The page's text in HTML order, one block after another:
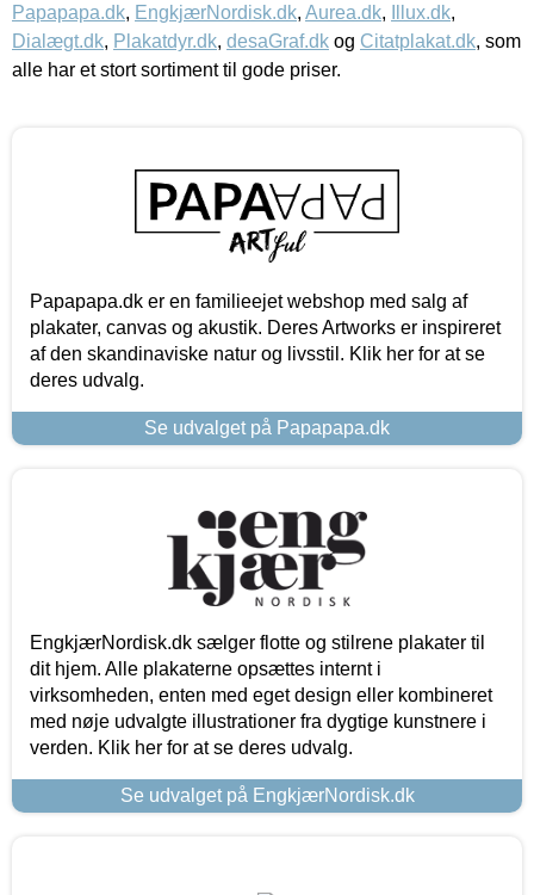
Papapapa.dk, EngkjærNordisk.dk, Aurea.dk, Illux.dk,
Dialægt.dk, Plakatdyr.dk, desaGraf.dk og Citatplakat.dk, som
alle har et stort sortiment til gode priser.
Papapapa.dk er en familieejet webshop med salg af
plakater, canvas og akustik. Deres Artworks er inspireret
af den skandinaviske natur og livsstil. Klik her for at se
deres udvalg.
Se udvalget på Papapapa.dk
EngkjærNordisk.dk sælger flotte og stilrene plakater til
dit hjem. Alle plakaterne opsættes internt i
virksomheden, enten med eget design eller kombineret
med nøje udvalgte illustrationer fra dygtige kunstnere i
verden. Klik her for at se deres udvalg.
Se udvalget på EngkjærNordisk.dk